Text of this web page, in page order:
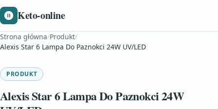
Keto-online
Strona główna/Produkt/
Alexis Star 6 Lampa Do Paznokci 24W UV/LED
PRODUKT
Alexis Star 6 Lampa Do Paznokci 24W